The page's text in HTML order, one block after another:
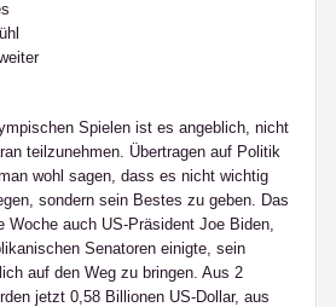
Spielen ist es angeblich, nicht
teilzunehmen. Übertragen auf Politik
wohl sagen, dass es nicht wichtig
sondern sein Bestes zu geben. Das
Woche auch US-Präsident Joe Biden,
Senatoren einigte, sein
auf den Weg zu bringen. Aus 2
jetzt 0,58 Billionen US-Dollar, aus